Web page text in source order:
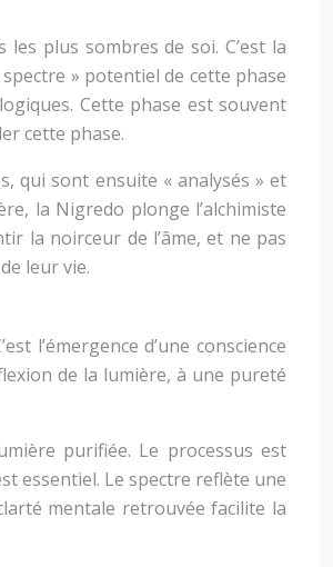
plus sombres de soi. C’est la
» potentiel de cette phase
Cette phase est souvent
cette phase.
qui sont ensuite « analysés » et
la Nigredo plonge l’alchimiste
la noirceur de l’âme, et ne pas
leur vie.
l’émergence d’une conscience
de la lumière, à une pureté
purifiée. Le processus est
essentiel. Le spectre reflète une
mentale retrouvée facilite la